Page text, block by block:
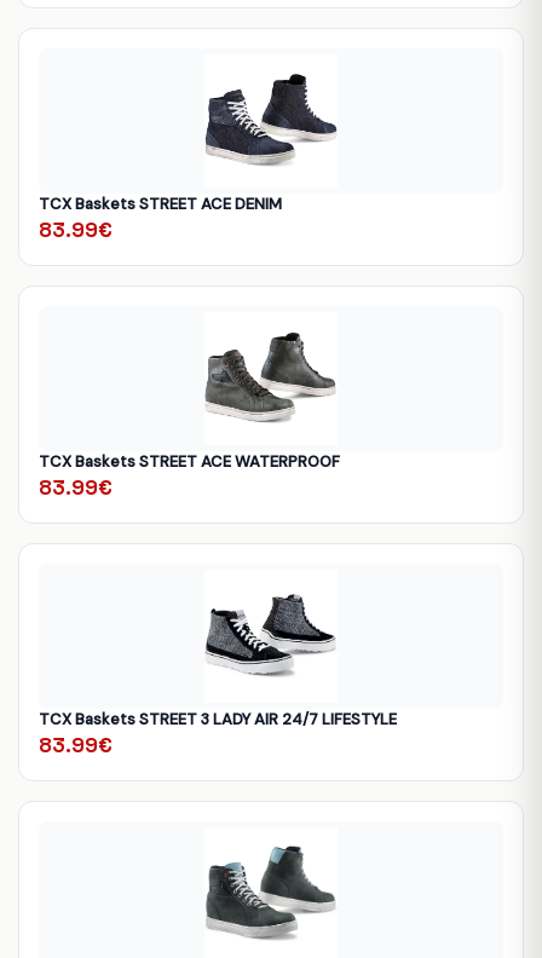
TCX Baskets STREET ACE DENIM
83.99€
TCX Baskets STREET ACE WATERPROOF
83.99€
TCX Baskets STREET 3 LADY AIR 24/7 LIFESTYLE
83.99€